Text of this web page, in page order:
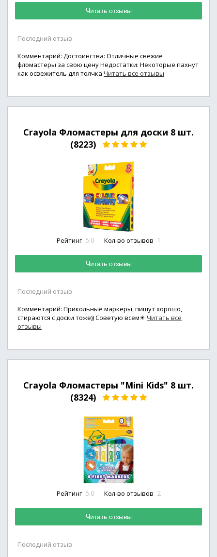
Читать отзывы
Последний отзыв
Комментарий: Достоинства: Отличные свежие
фломастеры за свою цену Недостатки: Некоторые пахнут
как освежитель для толчка Читать все отзывы
Crayola Фломастеры для доски 8 шт.
(8223)
Рейтинг 5.0 Кол-во отзывов 1
Читать отзывы
Последний отзыв
Комментарий: Прикольные маркеры, пишут хорошо,
стираются с доски тоже)) Советую всем☀ Читать все
отзывы
Crayola Фломастеры "Mini Kids" 8 шт.
(8324)
Рейтинг 5.0 Кол-во отзывов 2
Читать отзывы
Последний отзыв